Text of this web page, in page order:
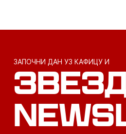
ЗАПОЧНИ ДАН УЗ КАФИЦУ И